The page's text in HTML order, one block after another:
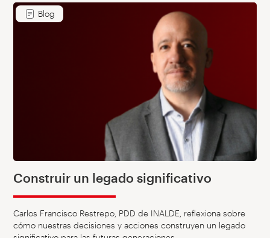
Blog
Construir un legado significativo
Carlos Francisco Restrepo, PDD de INALDE, reflexiona sobre
cómo nuestras decisiones y acciones construyen un legado